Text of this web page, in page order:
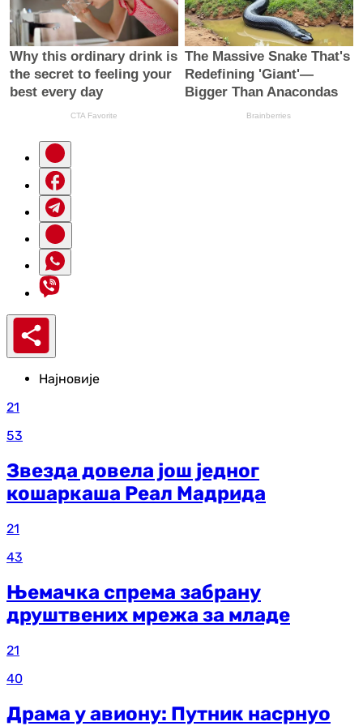
Најновије
21
53
Звезда довела још једног
кошаркаша Реал Мадрида
21
43
Њемачка спрема забрану
друштвених мрежа за младе
21
40
Драма у авиону: Путник насрнуо